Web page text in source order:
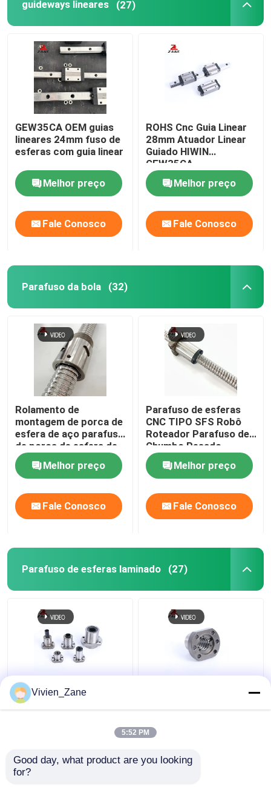
guideways lineares (27)
GEW35CA OEM guias
lineares 24mm fuso de
esferas com guia linear
Melhor preço
Fale Conosco
ROHS Cnc Guia Linear
28mm Atuador Linear
Guiado HIWIN
GEW35CA
Melhor preço
Fale Conosco
Parafuso da bola (32)
Rolamento de
montagem de porca de
esfera de aço parafuso
de porca de esfera de
4 mm
Melhor preço
Fale Conosco
Parafuso de esferas
CNC TIPO SFS Robô
Roteador Parafuso de
Chumbo Pesado
3000mm
Melhor preço
Fale Conosco
Parafuso de esferas laminado (27)
Parafuso de esferas
laminados tipo SF
com rosca laminada
Vivien_Zane
5:52 PM
Good day, what product are you looking
for?